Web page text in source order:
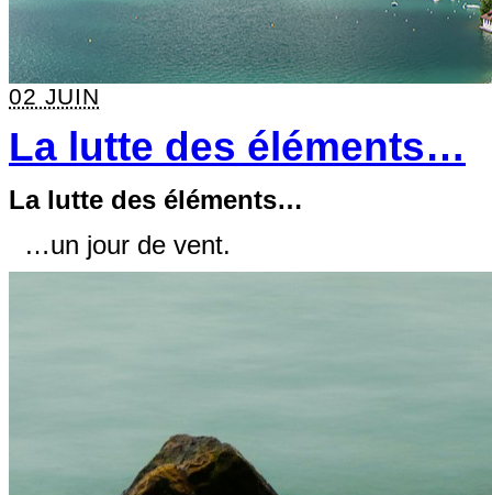
02 JUIN
La lutte des éléments…
La lutte des éléments…
…un jour de vent.